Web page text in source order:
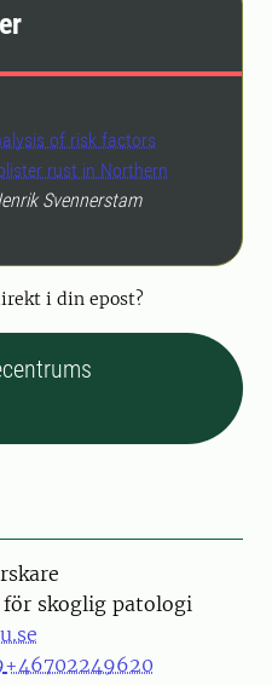
of risk factors
rust in Northern
Svennerstam
i din epost?
för skoglig patologi
+46702249620